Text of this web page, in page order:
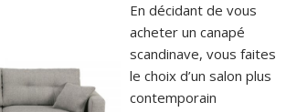
En décidant de vous
acheter un canapé
scandinave, vous faites
le choix d’un salon plus
contemporain